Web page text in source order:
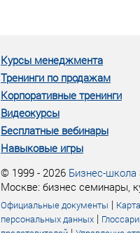
Курсы менеджмента
Тренинги по продажам
Корпоративные тренинги
Видеокурсы
Бесплатные вебинары
Навыковые игры
© 1999 - 2026 Бизнес-школа
Москве: бизнес семинары,
Официальные документы |
персональных данных |